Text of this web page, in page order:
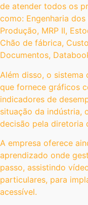
de atender todos os
como: Engenharia
Produção, MRP II,
Chão de fábrica,
Documentos,
Além disso, o
que fornece gráficos
indicadores de
situação da indústria,
decisão pela diretoria
A empresa oferece
aprendizado onde
passo, assistindo
particulares, para
acessível.